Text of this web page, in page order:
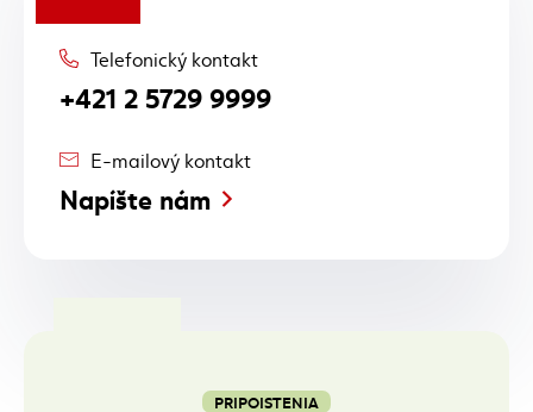
Telefonický kontakt
+421 2 5729 9999
E-mailový kontakt
Napíšte nám
PRIPOISTENIA